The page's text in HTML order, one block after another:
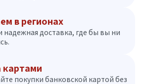
в регионах
надежная доставка, где бы вы ни
картами
покупки банковской картой без